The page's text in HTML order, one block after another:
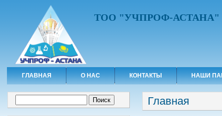
ТОО "УЧПРОФ-АСТАНА"
ГЛАВНАЯ О НАС КОНТАКТЫ НАШИ
Вы здесь
Главная